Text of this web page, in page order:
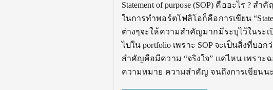
Statement of purpose (SOP) คืออะไร ?
ในการทำพอร์ตโฟลิโอก็คือการเขียน
ต่างๆจะให้ความสำคัญมากมีระบุไว้ในระ
ไปใน portfolio เพราะ SOP จะเป็นสิ่งที่บอ
สำคัญคือมีความ “จริงใจ” แค่ไหน เพราะ
ความหมาย ความสำคัญ จนถึงการเขียน